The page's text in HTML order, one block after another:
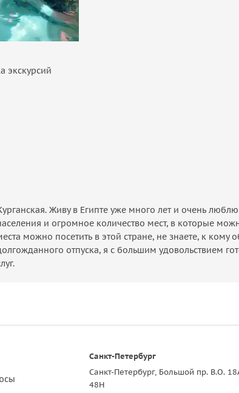
Живу в Египте уже много лет и очень люблю
и огромное количество мест, в которые
можно посетить в этой стране, не знаете, к кому
отпуска, я с большим удовольствием
Санкт-Петербург
Санкт-Петербург, Большой пр. В.О.
48Н